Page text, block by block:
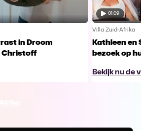
in Droom
Christoff
01:09
Villa Zuid-Afrika
Kathleen en
bezoek op
Bekijk nu de